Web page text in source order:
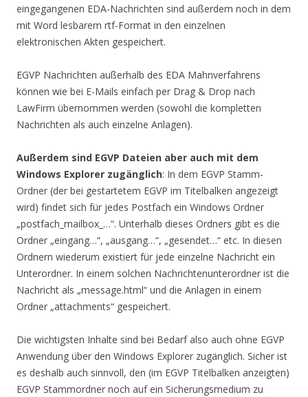
eingegangenen EDA-Nachrichten sind außerdem noch in dem
mit Word lesbarem rtf-Format in den einzelnen
elektronischen Akten gespeichert.
EGVP Nachrichten außerhalb des EDA Mahnverfahrens
können wie bei E-Mails einfach per Drag & Drop nach
LawFirm übernommen werden (sowohl die kompletten
Nachrichten als auch einzelne Anlagen).
Außerdem sind EGVP Dateien aber auch mit dem
Windows Explorer zugänglich: In dem EGVP Stamm-
Ordner (der bei gestartetem EGVP im Titelbalken angezeigt
wird) findet sich für jedes Postfach ein Windows Ordner
„postfach_mailbox_…“. Unterhalb dieses Ordners gibt es die
Ordner „eingang…“, „ausgang…“, „gesendet…“ etc. In diesen
Ordnern wiederum existiert für jede einzelne Nachricht ein
Unterordner. In einem solchen Nachrichtenunterordner ist die
Nachricht als „message.html“ und die Anlagen in einem
Ordner „attachments“ gespeichert.
Die wichtigsten Inhalte sind bei Bedarf also auch ohne EGVP
Anwendung über den Windows Explorer zugänglich. Sicher ist
es deshalb auch sinnvoll, den (im EGVP Titelbalken anzeigten)
EGVP Stammordner noch auf ein Sicherungsmedium zu